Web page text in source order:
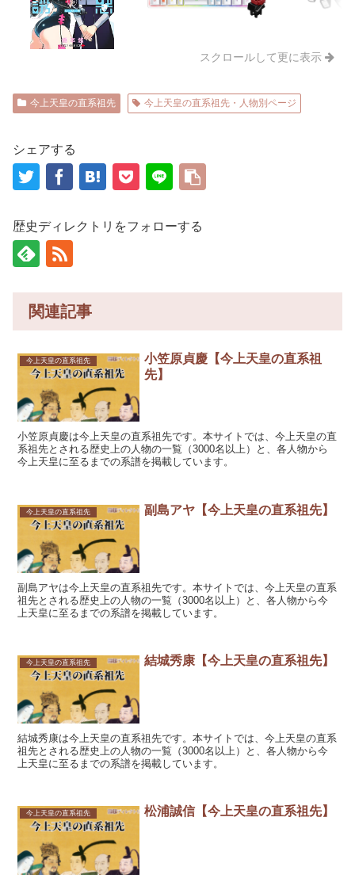
スクロールして更に表示
今上天皇の直系祖先 今上天皇の直系祖先・人物別ページ
シェアする
歴史ディレクトリをフォローする
関連記事
今上天皇の直系祖先
小笠原貞慶【今上天皇の直系祖
先】
小笠原貞慶は今上天皇の直系祖先です。本サイトでは、今上天皇の直
系祖先とされる歴史上の人物の一覧（3000名以上）と、各人物から
今上天皇に至るまでの系譜を掲載しています。
今上天皇の直系祖先 副島アヤ【今上天皇の直系祖先】
副島アヤは今上天皇の直系祖先です。本サイトでは、今上天皇の直系
祖先とされる歴史上の人物の一覧（3000名以上）と、各人物から今
上天皇に至るまでの系譜を掲載しています。
今上天皇の直系祖先 結城秀康【今上天皇の直系祖先】
結城秀康は今上天皇の直系祖先です。本サイトでは、今上天皇の直系
祖先とされる歴史上の人物の一覧（3000名以上）と、各人物から今
上天皇に至るまでの系譜を掲載しています。
今上天皇の直系祖先 松浦誠信【今上天皇の直系祖先】